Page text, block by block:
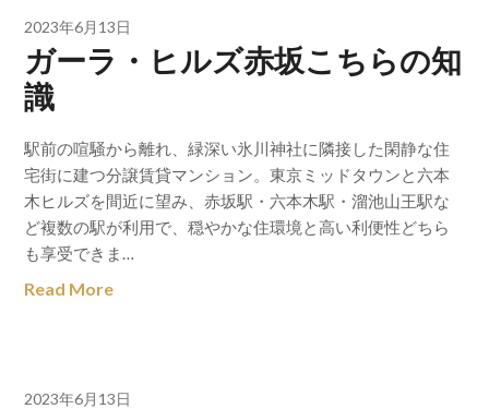
2023年6月13日
ガーラ・ヒルズ赤坂こちらの知
識
駅前の喧騒から離れ、緑深い氷川神社に隣接した閑静な住
宅街に建つ分譲賃貸マンション。東京ミッドタウンと六本
木ヒルズを間近に望み、赤坂駅・六本木駅・溜池山王駅な
ど複数の駅が利用で、穏やかな住環境と高い利便性どちら
も享受できま…
Read More
2023年6月13日